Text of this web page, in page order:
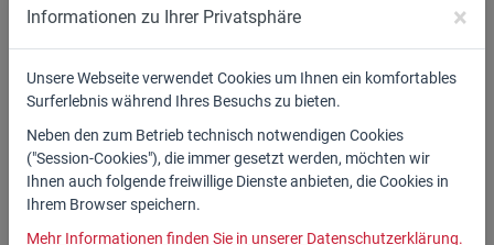
Rückholfeder W-SEC
Sicherheitsdeckel
Art. Nr.: 39.222
19,90 €*
WISA Wippverlängerung
links
Art. Nr.: 39.020
Informationen zu Ihrer Privatsphäre ×
Unsere Webseite verwendet Cookies um Ihnen ein komfortables
Surferlebnis während Ihres Besuchs zu bieten.
Neben den zum Betrieb technisch notwendigen Cookies
("Session-Cookies"), die immer gesetzt werden, möchten wir
Ihnen auch folgende freiwillige Dienste anbieten, die Cookies in
Ihrem Browser speichern.
Mehr Informationen finden Sie in unserer Datenschutzerklärung.